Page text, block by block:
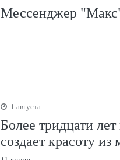
Мессенджер
1 августа
Более тридцати
создает красоту